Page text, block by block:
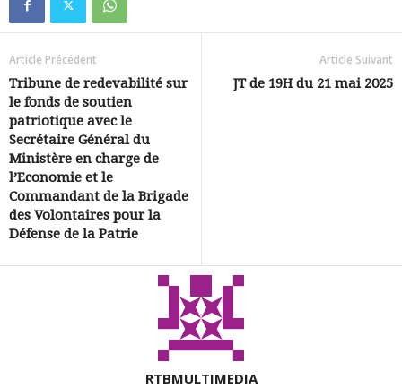
Article Précédent
Tribune de redevabilité sur
le fonds de soutien
patriotique avec le
Secrétaire Général du
Ministère en charge de
l’Economie et le
Commandant de la Brigade
des Volontaires pour la
Défense de la Patrie
Article Suivant
JT de 19H du 21 mai 2025
RTBMULTIMEDIA